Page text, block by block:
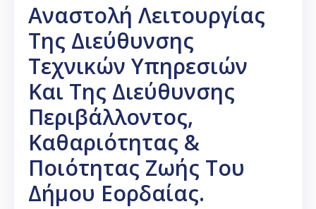
Αναστολή Λειτουργίας
Της Διεύθυνσης
Τεχνικών Υπηρεσιών
Και Της Διεύθυνσης
Περιβάλλοντος,
Καθαριότητας &
Ποιότητας Ζωής Του
Δήμου Εορδαίας.